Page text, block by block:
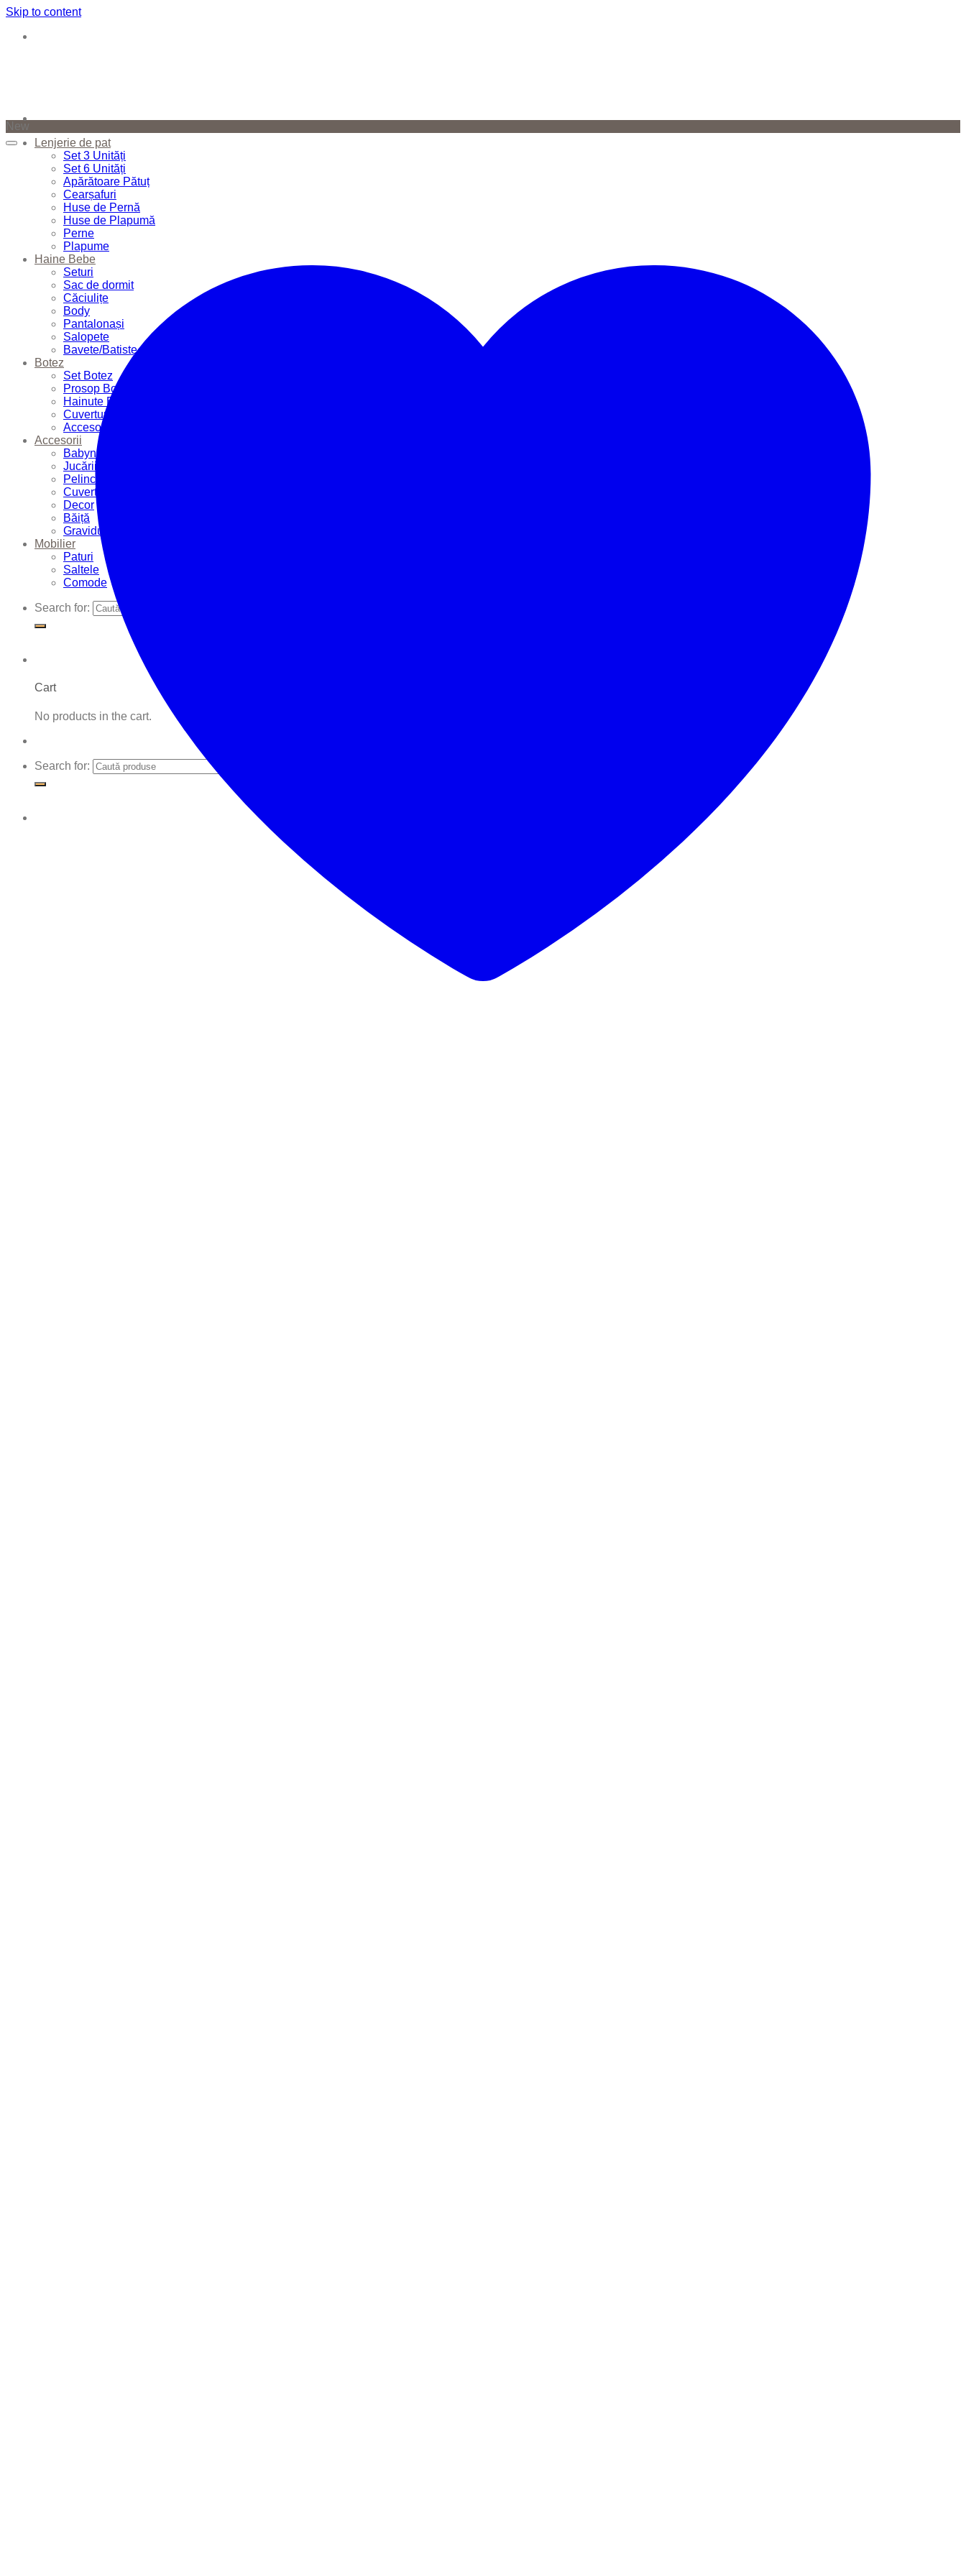
Skip to content
Lenjerie de pat
Set 3 Unități
Set 6 Unități
Apărătoare Pătuț
Cearșafuri
Huse de Pernă
Huse de Plapumă
Perne
Plapume
Haine Bebe
Seturi
Sac de dormit
Căciulițe
Body
Pantalonași
Salopete
Bavete/Batiste
Botez
Set Botez
Prosop Botez
Hainute Botez
Cuverturi Botez
Accesorii Botez
Accesorii
Babynest
Jucării
Pelinci
Cuverturi
Decor
Băiță
Graviduțe
Mobilier
Paturi
Saltele
Comode
Search for:
Cart
No products in the cart.
Search for:
New